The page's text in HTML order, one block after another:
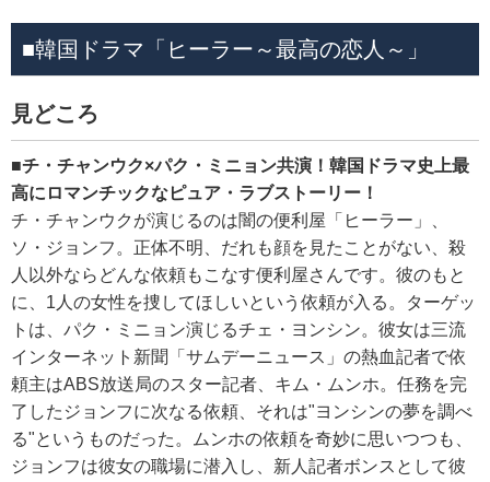
■韓国ドラマ「ヒーラー～最高の恋人～」
見どころ
■チ・チャンウク×パク・ミニョン共演！韓国ドラマ史上最
高にロマンチックなピュア・ラブストーリー！
チ・チャンウクが演じるのは闇の便利屋「ヒーラー」、
ソ・ジョンフ。正体不明、だれも顔を見たことがない、殺
人以外ならどんな依頼もこなす便利屋さんです。彼のもと
に、1人の女性を捜してほしいという依頼が入る。ターゲッ
トは、パク・ミニョン演じるチェ・ヨンシン。彼女は三流
インターネット新聞「サムデーニュース」の熱血記者で依
頼主はABS放送局のスター記者、キム・ムンホ。任務を完
了したジョンフに次なる依頼、それは"ヨンシンの夢を調べ
る"というものだった。ムンホの依頼を奇妙に思いつつも、
ジョンフは彼女の職場に潜入し、新人記者ボンスとして彼